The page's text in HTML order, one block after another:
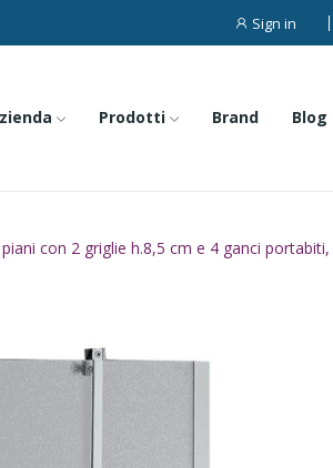
Sign in
Prodotti Brand Blog
con 2 griglie h.8,5 cm e 4 ganci portabiti,